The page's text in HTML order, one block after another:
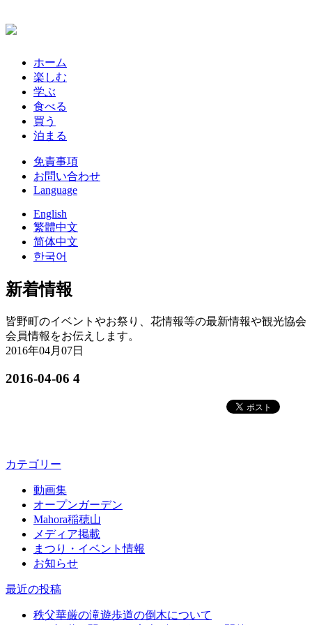
ホーム
楽しむ
学ぶ
食べる
買う
泊まる
免責事項
お問い合わせ
Language
English
繁體中文
简体中文
한국어
新着情報
皆野町のイベントやお祭り、花情報等の最新情報や観光協会
会員情報をお伝えします。
2016年04月07日
2016-04-06 4
カテゴリー
動画集
オープンガーデン
Mahora稲穂山
メディア掲載
まつり・イベント情報
お知らせ
最近の投稿
秩父華厳の滝遊歩道の倒木について